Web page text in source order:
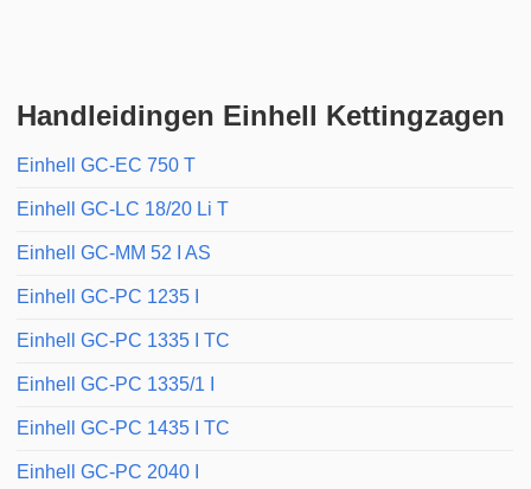
Handleidingen Einhell Kettingzagen
Einhell GC-EC 750 T
Einhell GC-LC 18/20 Li T
Einhell GC-MM 52 I AS
Einhell GC-PC 1235 I
Einhell GC-PC 1335 I TC
Einhell GC-PC 1335/1 I
Einhell GC-PC 1435 I TC
Einhell GC-PC 2040 I